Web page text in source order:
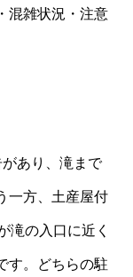
混雑状況・注意
あり、滝まで
一方、土産屋付
滝の入口に近く
す。どちらの駐